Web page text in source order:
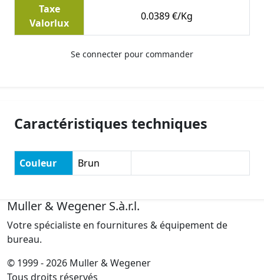
Taxe
Valorlux
0.0389 €/Kg
Se connecter pour commander
Caractéristiques techniques
Couleur Brun
Muller & Wegener S.à.r.l.
Votre spécialiste en fournitures & équipement de
bureau.
© 1999 - 2026 Muller & Wegener
Tous droits réservés